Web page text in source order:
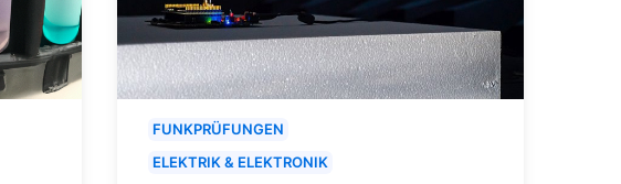
FUNKPRÜFUNGEN
ELEKTRIK & ELEKTRONIK